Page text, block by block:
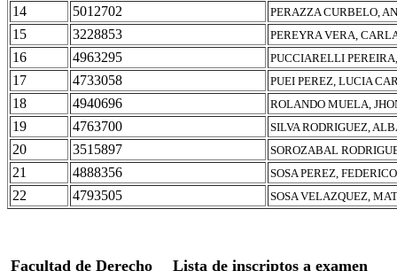
14 5012702 PERAZZA CURBELO,
15 3228853 PEREYRA VERA,
16 4963295 PUCCIARELLI
17 4733058 PUEI PEREZ, LUCIA
18 4940696 ROLANDO MUELA,
19 4763700 SILVA RODRIGUEZ,
20 3515897 SOROZABAL
21 4888356 SOSA PEREZ,
22 4793505 SOSA VELAZQUEZ,
Facultad de Derecho Lista de inscriptos a examen